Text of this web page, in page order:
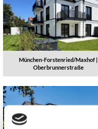
München-Forstenried/Maxhof |
Oberbrunnerstraße